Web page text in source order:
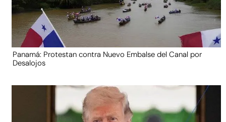
Panamá: Protestan contra Nuevo Embalse del Canal por
Desalojos